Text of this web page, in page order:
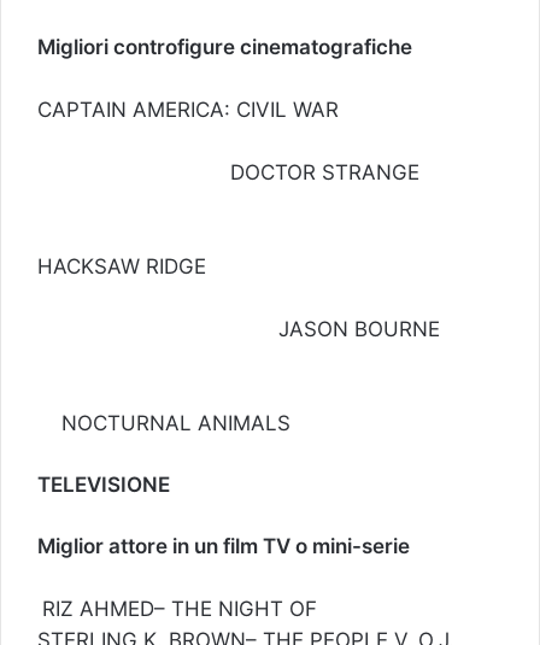
Migliori controfigure cinematografiche
CAPTAIN AMERICA: CIVIL WAR
DOCTOR STRANGE
HACKSAW RIDGE
JASON BOURNE
NOCTURNAL ANIMALS
TELEVISIONE
Miglior attore in un film TV o mini-serie
RIZ AHMED– THE NIGHT OF